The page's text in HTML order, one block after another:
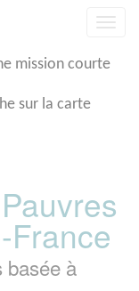
mission courte
sur la carte
France
basée à